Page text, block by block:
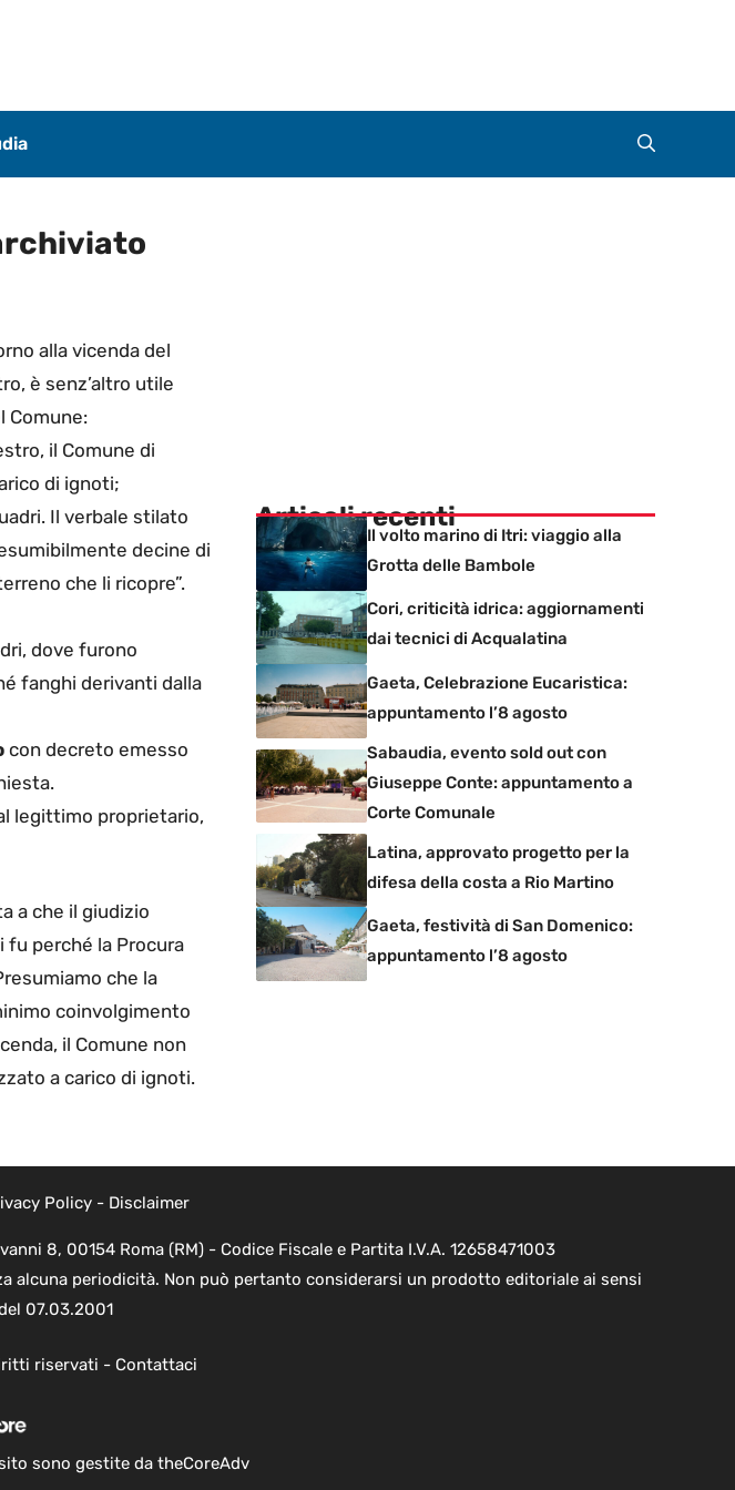
alla vicenda del
è senz’altro utile
Comune:
il Comune di
di ignoti;
Il verbale stilato
decine di
che li ricopre”.
dove furono
fanghi derivanti dalla
con decreto emesso
legittimo proprietario,
a che il giudizio
fu perché la Procura
che la
coinvolgimento
il Comune non
a carico di ignoti.
Articoli recenti
Il volto marino di Itri: viaggio alla
Grotta delle Bambole
Cori, criticità idrica: aggiornamenti
dai tecnici di Acqualatina
Gaeta, Celebrazione Eucaristica:
appuntamento l’8 agosto
Sabaudia, evento sold out con
Giuseppe Conte: appuntamento a
Corte Comunale
Latina, approvato progetto per la
difesa della costa a Rio Martino
Gaeta, festività di San Domenico:
appuntamento l’8 agosto
Policy- Disclaimer
8, 00154 Roma (RM) - Codice Fiscale e Partita I.V.A. 12658471003
periodicità. Non può pertanto considerarsi un prodotto editoriale ai sensi
07.03.2001
riservati - Contattaci
sono gestite da theCoreAdv